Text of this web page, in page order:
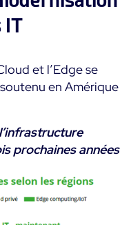
IT
et l’Edge se
en Amérique
prochaines années